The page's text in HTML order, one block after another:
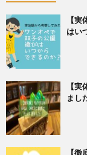
【
はい
【
まし
【